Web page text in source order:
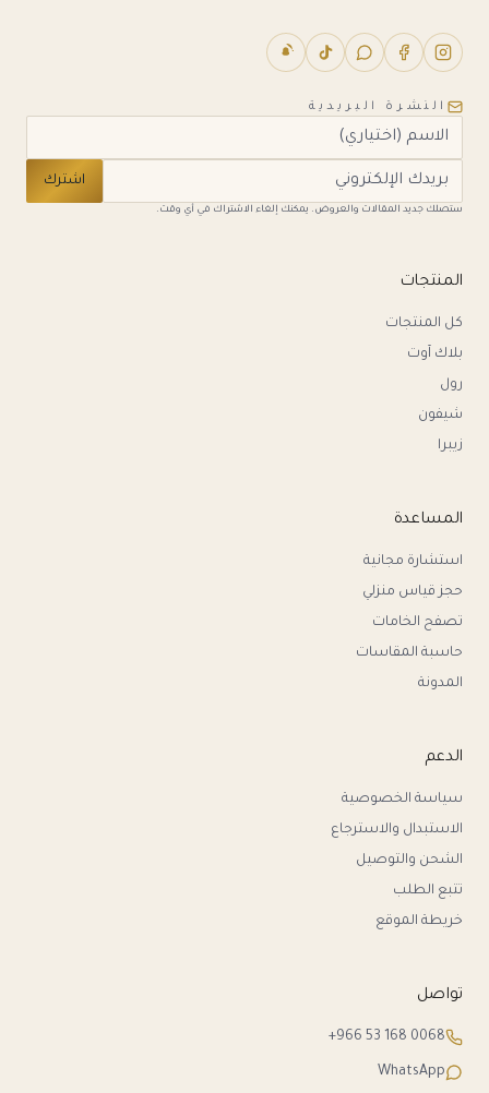
النشرة البريدية
اشترك
ستصلك جديد المقالات والعروض. يمكنك إلغاء الاشتراك في أي وقت.
المنتجات
كل المنتجات
بلاك آوت
رول
شيفون
زيبرا
المساعدة
استشارة مجانية
حجز قياس منزلي
تصفح الخامات
حاسبة المقاسات
المدونة
الدعم
سياسة الخصوصية
الاستبدال والاسترجاع
الشحن والتوصيل
تتبع الطلب
خريطة الموقع
تواصل
+966 53 168 0068
WhatsApp